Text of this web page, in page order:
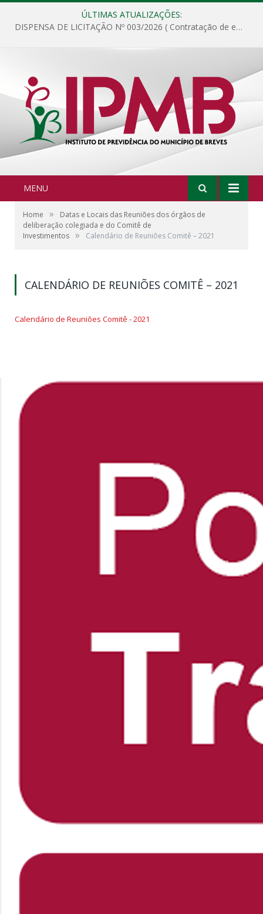
ÚLTIMAS ATUALIZAÇÕES:
DISPENSA DE LICITAÇÃO Nº 003/2026 ( Contratação de empresa para fornecimento de gêneros alimentícios não perecíveis, materiais de expediente, descartáveis, copa e cozinha, para análise e posterior publicação.)
MENU
Home »
Datas e Locais das Reuniões dos órgãos de
deliberação colegiada e do Comitê de
Investimentos » Calendário de Reuniões Comitê – 2021
CALENDÁRIO DE REUNIÕES COMITÊ – 2021
Calendário de Reuniões Comitê - 2021